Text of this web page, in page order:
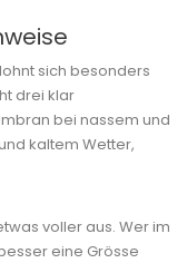
sich besonders
drei klar
bei nassem und
kaltem Wetter,
voller aus. Wer im
eine Grösse